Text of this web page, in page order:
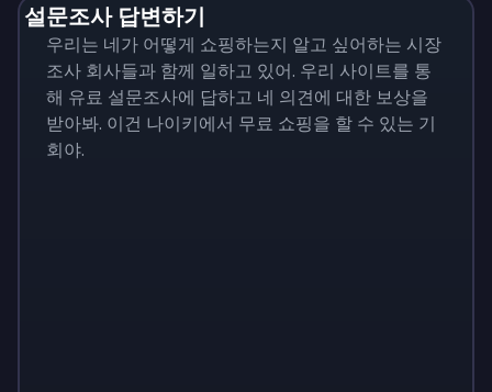
설문조사 답변하기
우리는 네가 어떻게 쇼핑하는지 알고 싶어하는 시장
조사 회사들과 함께 일하고 있어. 우리 사이트를 통
해 유료 설문조사에 답하고 네 의견에 대한 보상을
받아봐. 이건 나이키에서 무료 쇼핑을 할 수 있는 기
회야.